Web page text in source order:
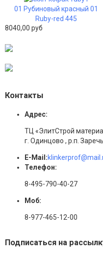
01 Рубиновый красный 01
Ruby-red 445
8040,00 руб
Контакты
Адрес:
ТЦ «ЭлитСтрой
г. Одинцово , р.п.
E-Mail:
Телефон:
8-495-790-40-27
Моб:
8-977-465-12-00
Подписаться на